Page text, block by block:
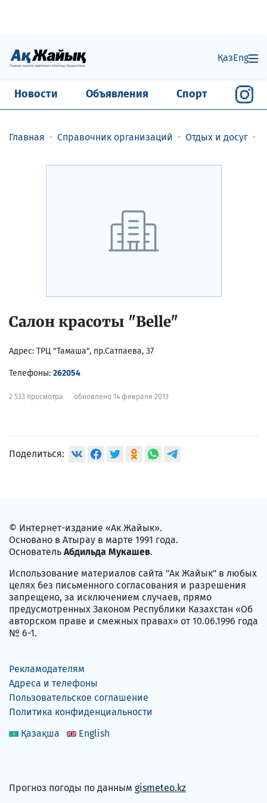
ҚазEng
Новости Объявления Спорт
Главная Справочник организаций Отдых и досуг
Салон красоты "Belle"
Адрес: ТРЦ "Тамаша", пр.Сатпаева, 37
Телефоны: 262054
2 533 просмотра обновлено 14 февраля 2013
Поделиться:
© Интернет-издание «Ак Жайык».
Основано в Атырау в марте 1991 года.
Основатель Абдильда Мукашев.
Использование материалов сайта "Ак Жайык" в любых
целях без письменного согласования и разрешения
запрещено, за исключением случаев, прямо
предусмотренных Законом Республики Казахстан «Об
авторском праве и смежных правах» от 10.06.1996 года
№ 6-1.
Рекламодателям
Адреса и телефоны
Пользовательское соглашение
Политика конфиденциальности
Қазақша
English
Прогноз погоды по данным gismeteo.kz